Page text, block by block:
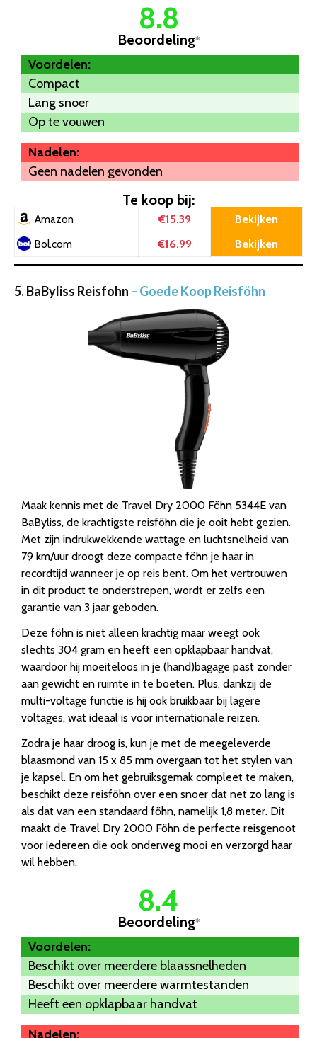
8.8
Beoordeling*
Voordelen:
Compact
Lang snoer
Op te vouwen
Nadelen:
Geen nadelen gevonden
Te koop bij:
Amazon €15.39 Bekijken
Bol.com €16.99 Bekijken
5. BaByliss Reisfohn – Goede Koop Reisföhn
Maak kennis met de Travel Dry 2000 Föhn 5344E van
BaByliss, de krachtigste reisföhn die je ooit hebt gezien.
Met zijn indrukwekkende wattage en luchtsnelheid van
79 km/uur droogt deze compacte föhn je haar in
recordtijd wanneer je op reis bent. Om het vertrouwen
in dit product te onderstrepen, wordt er zelfs een
garantie van 3 jaar geboden.
Deze föhn is niet alleen krachtig maar weegt ook
slechts 304 gram en heeft een opklapbaar handvat,
waardoor hij moeiteloos in je (hand)bagage past zonder
aan gewicht en ruimte in te boeten. Plus, dankzij de
multi-voltage functie is hij ook bruikbaar bij lagere
voltages, wat ideaal is voor internationale reizen.
Zodra je haar droog is, kun je met de meegeleverde
blaasmond van 15 x 85 mm overgaan tot het stylen van
je kapsel. En om het gebruiksgemak compleet te maken,
beschikt deze reisföhn over een snoer dat net zo lang is
als dat van een standaard föhn, namelijk 1,8 meter. Dit
maakt de Travel Dry 2000 Föhn de perfecte reisgenoot
voor iedereen die ook onderweg mooi en verzorgd haar
wil hebben.
8.4
Beoordeling*
Voordelen:
Beschikt over meerdere blaassnelheden
Beschikt over meerdere warmtestanden
Heeft een opklapbaar handvat
Nadelen: